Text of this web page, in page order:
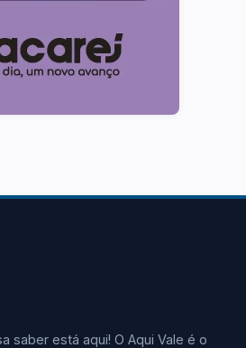
saber está aqui! O Aqui Vale é o